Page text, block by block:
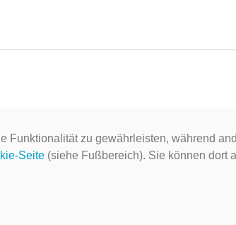
zu gewährleisten, während
Seite (siehe Fußbereich). Sie können dort